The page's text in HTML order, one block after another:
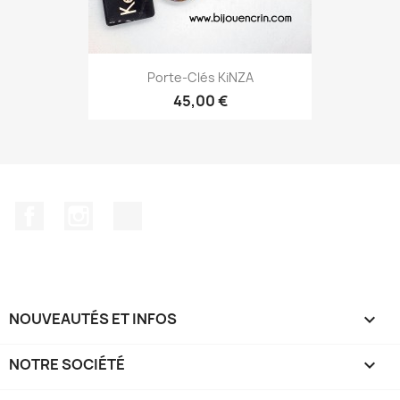
Porte-Clés KiNZA
45,00 €
NOUVEAUTÉS ET INFOS 
NOTRE SOCIÉTÉ 